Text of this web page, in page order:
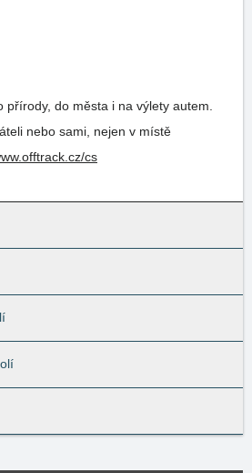
přírody, do města i na výlety autem.
nebo sami, nejen v místě
cs